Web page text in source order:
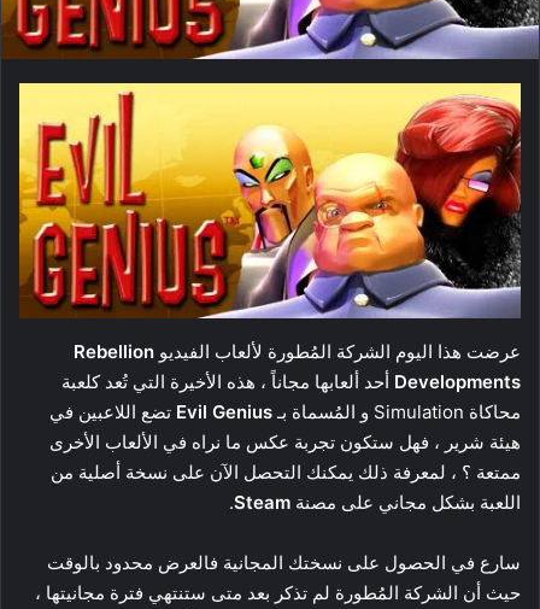
عرضت هذا اليوم الشركة المُطورة لألعاب الفيديو Rebellion
Developments أحد ألعابها مجاناً ، هذه الأخيرة التي تُعد كلعبة
محاكاة Simulation و المُسماة بـ
Evil Genius تضع اللاعبين في
هيئة شرير ، فهل ستكون تجربة عكس ما نراه في الألعاب الأخرى
ممتعة ؟ ، لمعرفة ذلك يمكنك التحصل الآن على نسخة أصلية من
اللعبة بشكل مجاني على مصنة Steam
.
سارع في الحصول على نسختك المجانية فالعرض محدود بالوقت
حيث أن الشركة المُطورة لم تذكر بعد متى ستنتهي فترة مجانيتها ،